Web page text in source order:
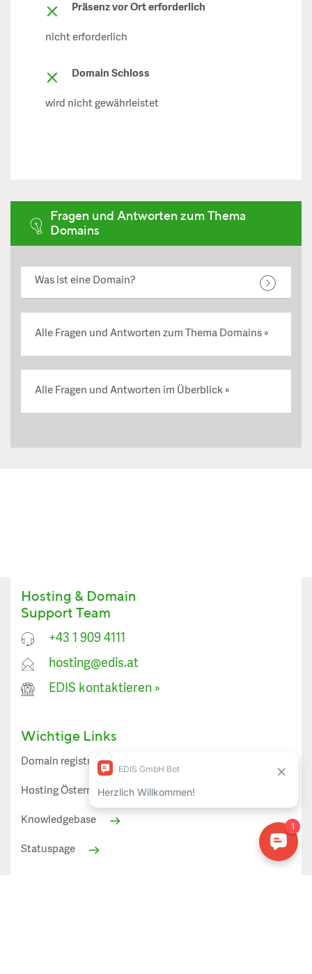
Präsenz vor Ort erforderlich
nicht erforderlich
Domain Schloss
wird nicht gewährleistet
Fragen und Antworten zum Thema
Domains
Was ist eine Domain?
Alle Fragen und Antworten zum Thema Domains
Alle Fragen und Antworten im Überblick
Hosting & Domain
Support Team
+43 1 909 4111
hosting@edis.at
EDIS kontaktieren »
Wichtige Links
Domain registrieren
Hosting Österreich
Knowledgebase
Webmail
Statuspage